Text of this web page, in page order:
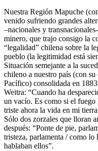
Nuestra Región Mapuche
venido sufriendo grandes
–nacionales y
minero, que trajo consigo la
“legalidad” chilena sobre la
pueblo (la legitimidad está
Situación semejante a la
chileno a nuestro país (con
Pacífico) consolidada en
Weitra: “Cuando ha
un vacío. Es como si el fuego
triste ahora la vida en mi
Sólo dos zorzales que lloran
después: “Ponte de pie,
tristeza, parlamenta / como lo
hablaban ellos”.